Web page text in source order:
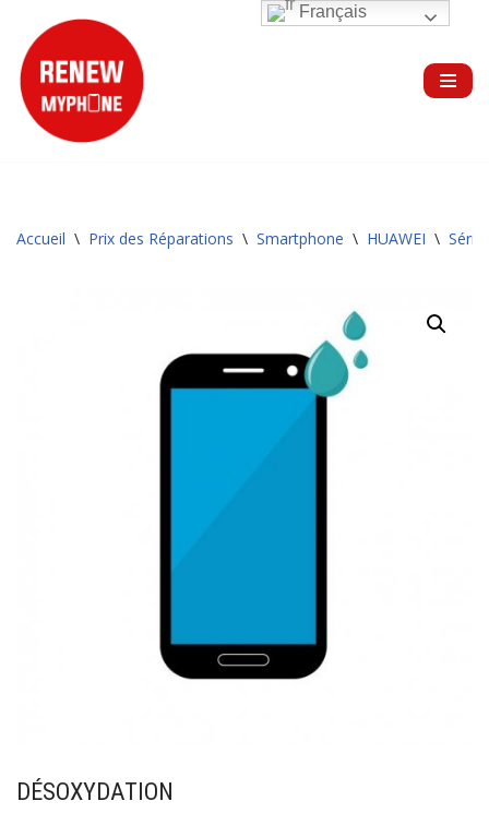
Aller
au
contenu
Accueil \ Prix des Réparations \ Smartphone \ HUAWEI \
DÉSOXYDATION
Français